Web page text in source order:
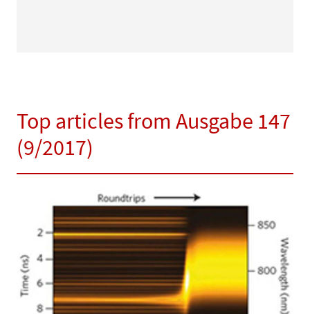
Top articles from Ausgabe 147
(9/2017)